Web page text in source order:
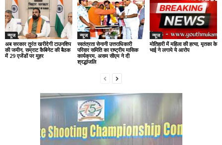
न्यूज
अब सरकार तुरंत खरीदेगी टाउनशिप
की जमीन, सम्राट कैबिनेट की बैठक
में 29 एजेंडों पर मुहर
न्यूज
स्वतंत्रता सेनानी उत्तराधिकारी
परिवार समिति का राष्ट्रीय मासिक
कार्यक्रम, असम सीएम ने दी
श्रद्धांजलि
न्यूज
मोतिहारी में महिला की हत्या, मृतका के
भाई ने लगाये ये आरोप